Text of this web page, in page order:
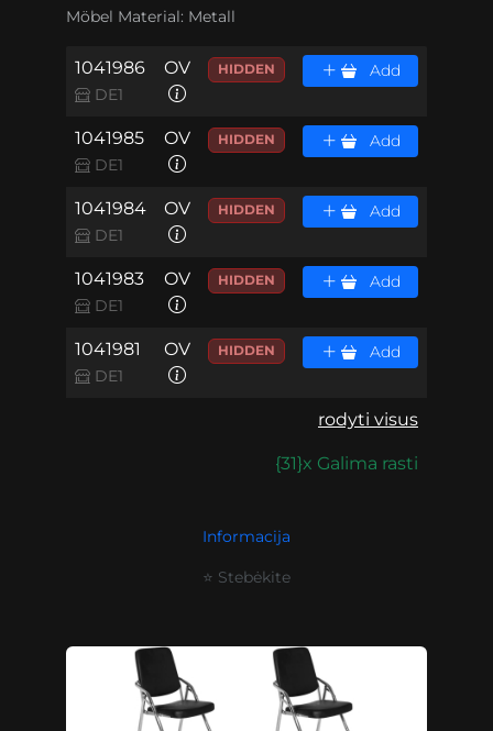
Möbel Material: Metall
1041986
DE1
OV HIDDEN Add
1041985
DE1
OV HIDDEN Add
1041984
DE1
OV HIDDEN Add
1041983
DE1
OV HIDDEN Add
1041981
DE1
OV HIDDEN Add
rodyti visus
{31}x Galima rasti
Informacija
⭐ Stebėkite